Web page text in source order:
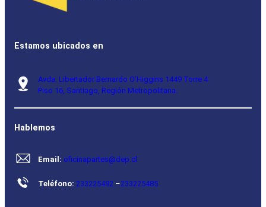
Estamos ubicados en
Avda. Libertador Bernardo O’Higgins 1449 Torre 4
Piso 16, Santiago, Región Metropolitana.
Hablemos
Email: oficinapartes@dep.cl
Teléfono: 233225492 –233225485